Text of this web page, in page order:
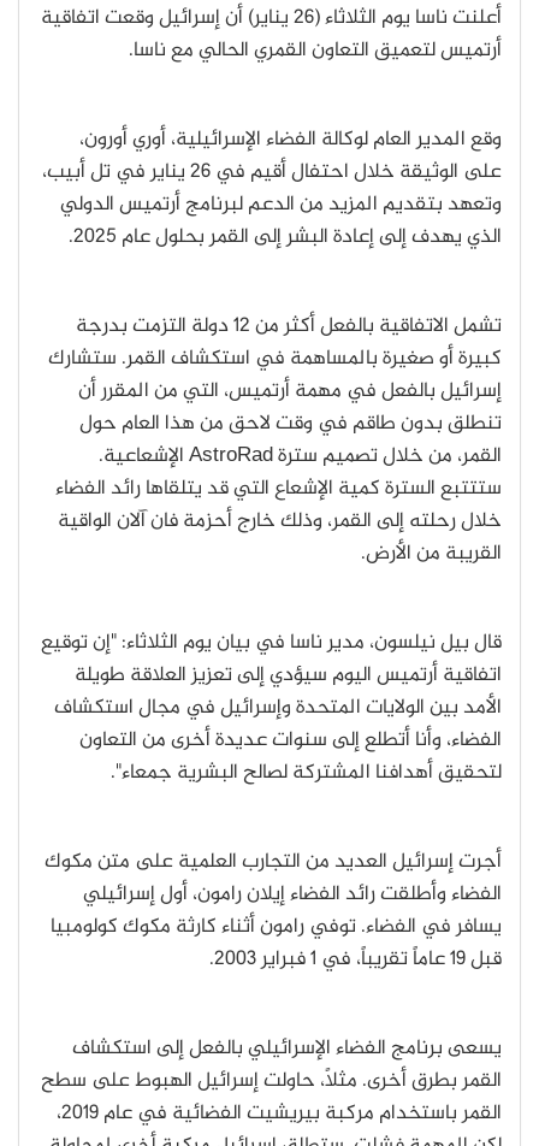
أعلنت ناسا يوم الثلاثاء (26 يناير) أن إسرائيل وقعت اتفاقية
أرتميس لتعميق التعاون القمري الحالي مع ناسا.
وقع المدير العام لوكالة الفضاء الإسرائيلية، أوري أورون،
على الوثيقة خلال احتفال أقيم في 26 يناير في تل أبيب،
وتعهد بتقديم المزيد من الدعم لبرنامج أرتميس الدولي
الذي يهدف إلى إعادة البشر إلى القمر بحلول عام 2025.
تشمل الاتفاقية بالفعل أكثر من 12 دولة التزمت بدرجة
كبيرة أو صغيرة بالمساهمة في استكشاف القمر. ستشارك
إسرائيل بالفعل في مهمة أرتميس، التي من المقرر أن
تنطلق بدون طاقم في وقت لاحق من هذا العام حول
القمر، من خلال تصميم سترة AstroRad الإشعاعية.
ستتتبع السترة كمية الإشعاع التي قد يتلقاها رائد الفضاء
خلال رحلته إلى القمر، وذلك خارج أحزمة فان آلان الواقية
القريبة من الأرض.
قال بيل نيلسون، مدير ناسا في بيان يوم الثلاثاء: "إن توقيع
اتفاقية أرتميس اليوم سيؤدي إلى تعزيز العلاقة طويلة
الأمد بين الولايات المتحدة وإسرائيل في مجال استكشاف
الفضاء، وأنا أتطلع إلى سنوات عديدة أخرى من التعاون
لتحقيق أهدافنا المشتركة لصالح البشرية جمعاء".
أجرت إسرائيل العديد من التجارب العلمية على متن مكوك
الفضاء وأطلقت رائد الفضاء إيلان رامون، أول إسرائيلي
يسافر في الفضاء. توفي رامون أثناء كارثة مكوك كولومبيا
قبل 19 عاماً تقريباً، في 1 فبراير 2003.
يسعى برنامج الفضاء الإسرائيلي بالفعل إلى استكشاف
القمر بطرق أخرى. مثلاً، حاولت إسرائيل الهبوط على سطح
القمر باستخدام مركبة بيريشيت الفضائية في عام 2019،